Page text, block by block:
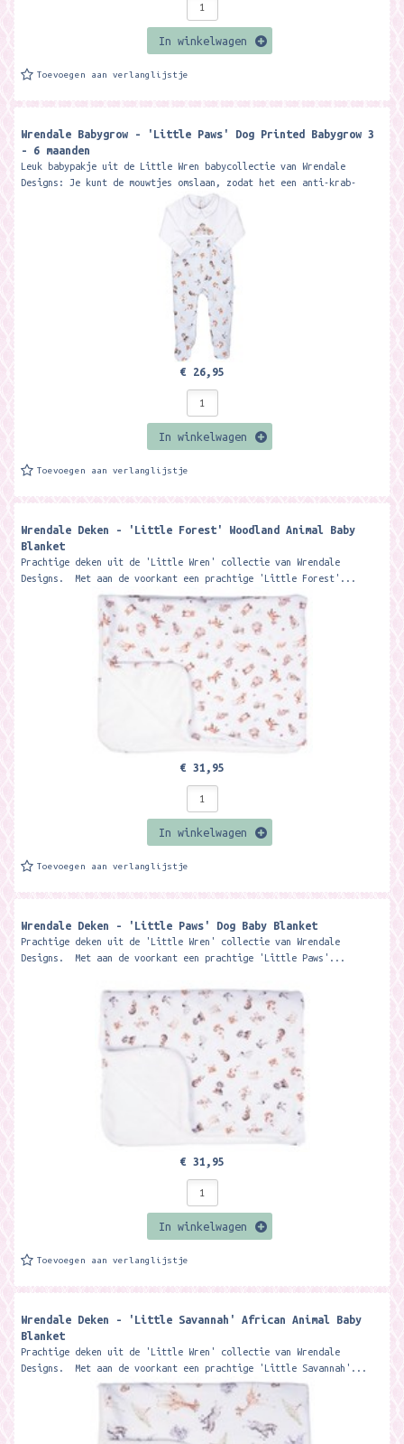
In winkelwagen
Toevoegen aan verlanglijstje
Wrendale Babygrow - 'Little Paws' Dog Printed Babygrow 3
- 6 maanden
Leuk babypakje uit de Little Wren babycollectie van Wrendale
Designs: Je kunt de mouwtjes omslaan, zodat het een anti-krab-
€ 26,95
In winkelwagen
Toevoegen aan verlanglijstje
Wrendale Deken - 'Little Forest' Woodland Animal Baby
Blanket
Prachtige deken uit de 'Little Wren' collectie van Wrendale
Designs. Met aan de voorkant een prachtige 'Little Forest'...
€ 31,95
In winkelwagen
Toevoegen aan verlanglijstje
Wrendale Deken - 'Little Paws' Dog Baby Blanket
Prachtige deken uit de 'Little Wren' collectie van Wrendale
Designs. Met aan de voorkant een prachtige 'Little Paws'...
€ 31,95
In winkelwagen
Toevoegen aan verlanglijstje
Wrendale Deken - 'Little Savannah' African Animal Baby
Blanket
Prachtige deken uit de 'Little Wren' collectie van Wrendale
Designs. Met aan de voorkant een prachtige 'Little Savannah'...